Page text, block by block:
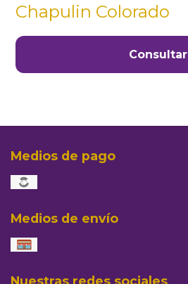
Chapulin Colorado
Consultar
Medios de pago
Medios de envío
Nuestras redes sociales